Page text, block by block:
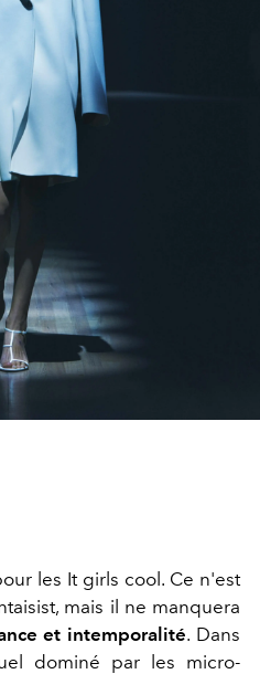
les It girls cool. Ce n'est
mais il ne manquera
et intemporalité. Dans
dominé par les micro-